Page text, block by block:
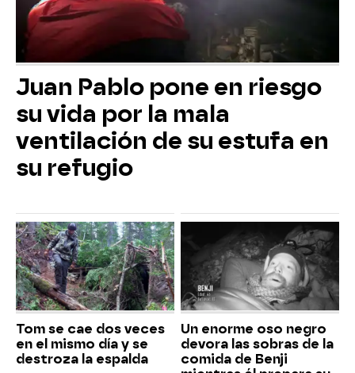
Juan Pablo pone en riesgo
su vida por la mala
ventilación de su estufa en
su refugio
Tom se cae dos veces
en el mismo día y se
destroza la espalda
Un enorme oso negro
devora las sobras de la
comida de Benji